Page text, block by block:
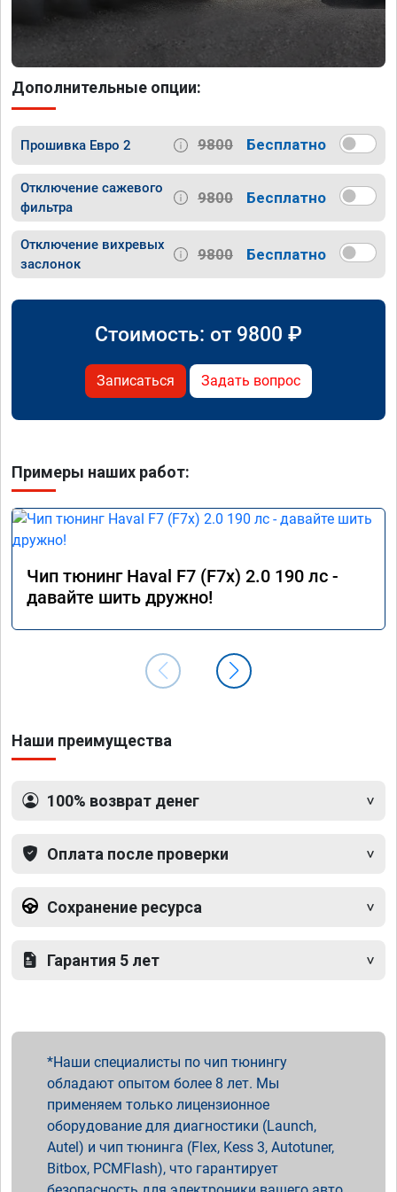
Дополнительные опции:
Прошивка Евро 2 9800 Бесплатно
Отключение сажевого
фильтра
9800 Бесплатно
Отключение вихревых
заслонок
9800 Бесплатно
Стоимость: от 9800 ₽
Записаться Задать вопрос
Примеры наших работ:
Чип тюнинг Haval F7 (F7x) 2.0 190 лс -
давайте шить дружно!
Наши преимущества
100% возврат денег
Оплата после проверки
Сохранение ресурса
Гарантия 5 лет
Наши специалисты по чип тюнингу
обладают опытом более 8 лет. Мы
применяем только лицензионное
оборудование для диагностики (Launch,
Autel) и чип тюнинга (Flex, Kess 3, Autotuner,
Bitbox, PCMFlash), что гарантирует